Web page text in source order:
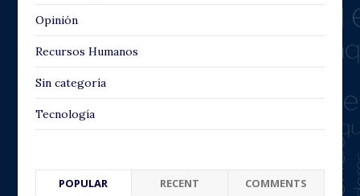
Opinión
Recursos Humanos
Sin categoría
Tecnología
POPULAR RECENT COMMENTS